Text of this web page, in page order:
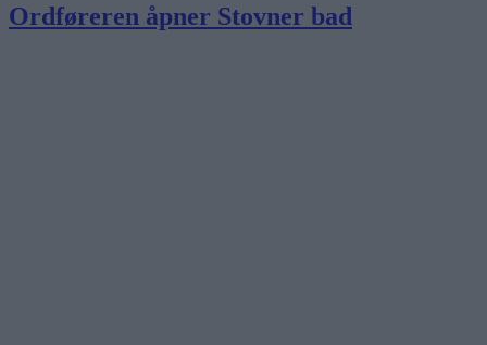
Ordføreren åpner Stovner bad